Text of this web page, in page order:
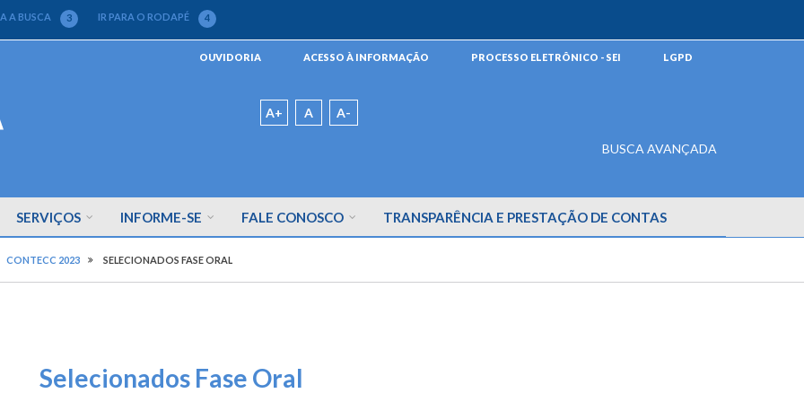
A BUSCA 3 IR PARA O RODAPÉ 4
OUVIDORIA ACESSO À INFORMAÇÃO PROCESSO ELETRÔNICO - SEI LGPD
A+ A A-
BUSCA AVANÇADA
SERVIÇOS INFORME-SE FALE CONOSCO TRANSPARÊNCIA E PRESTAÇÃO DE CONTAS
CONTECC 2023 SELECIONADOS FASE ORAL
Selecionados Fase Oral